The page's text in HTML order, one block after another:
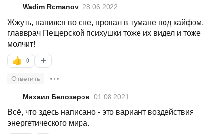
Wadim Romanov 28.06.2022
Жжуть, напился во сне, пропал в тумане под кайфом,
главврач Пещерской психушки тоже их видел и тоже
молчит!
👍 0 +
Ответить
Михаил Белозеров 01.08.2021
Всё, что здесь написано - это вариант воздействия
энергетического мира.